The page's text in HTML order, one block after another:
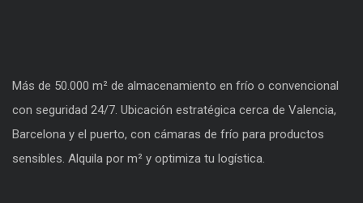
Más de 50.000 m² de almacenamiento en frío o convencional
con seguridad 24/7. Ubicación estratégica cerca de Valencia,
Barcelona y el puerto, con cámaras de frío para productos
sensibles. Alquila por m² y optimiza tu logística.